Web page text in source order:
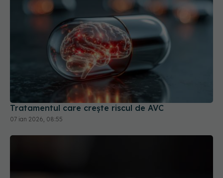
Tratamentul care crește riscul de AVC
07 ian 2026, 08:55